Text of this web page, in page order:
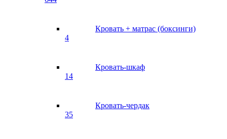
Кровать + матрас (боксинги)
4
Кровать-шкаф
14
Кровать-чердак
35